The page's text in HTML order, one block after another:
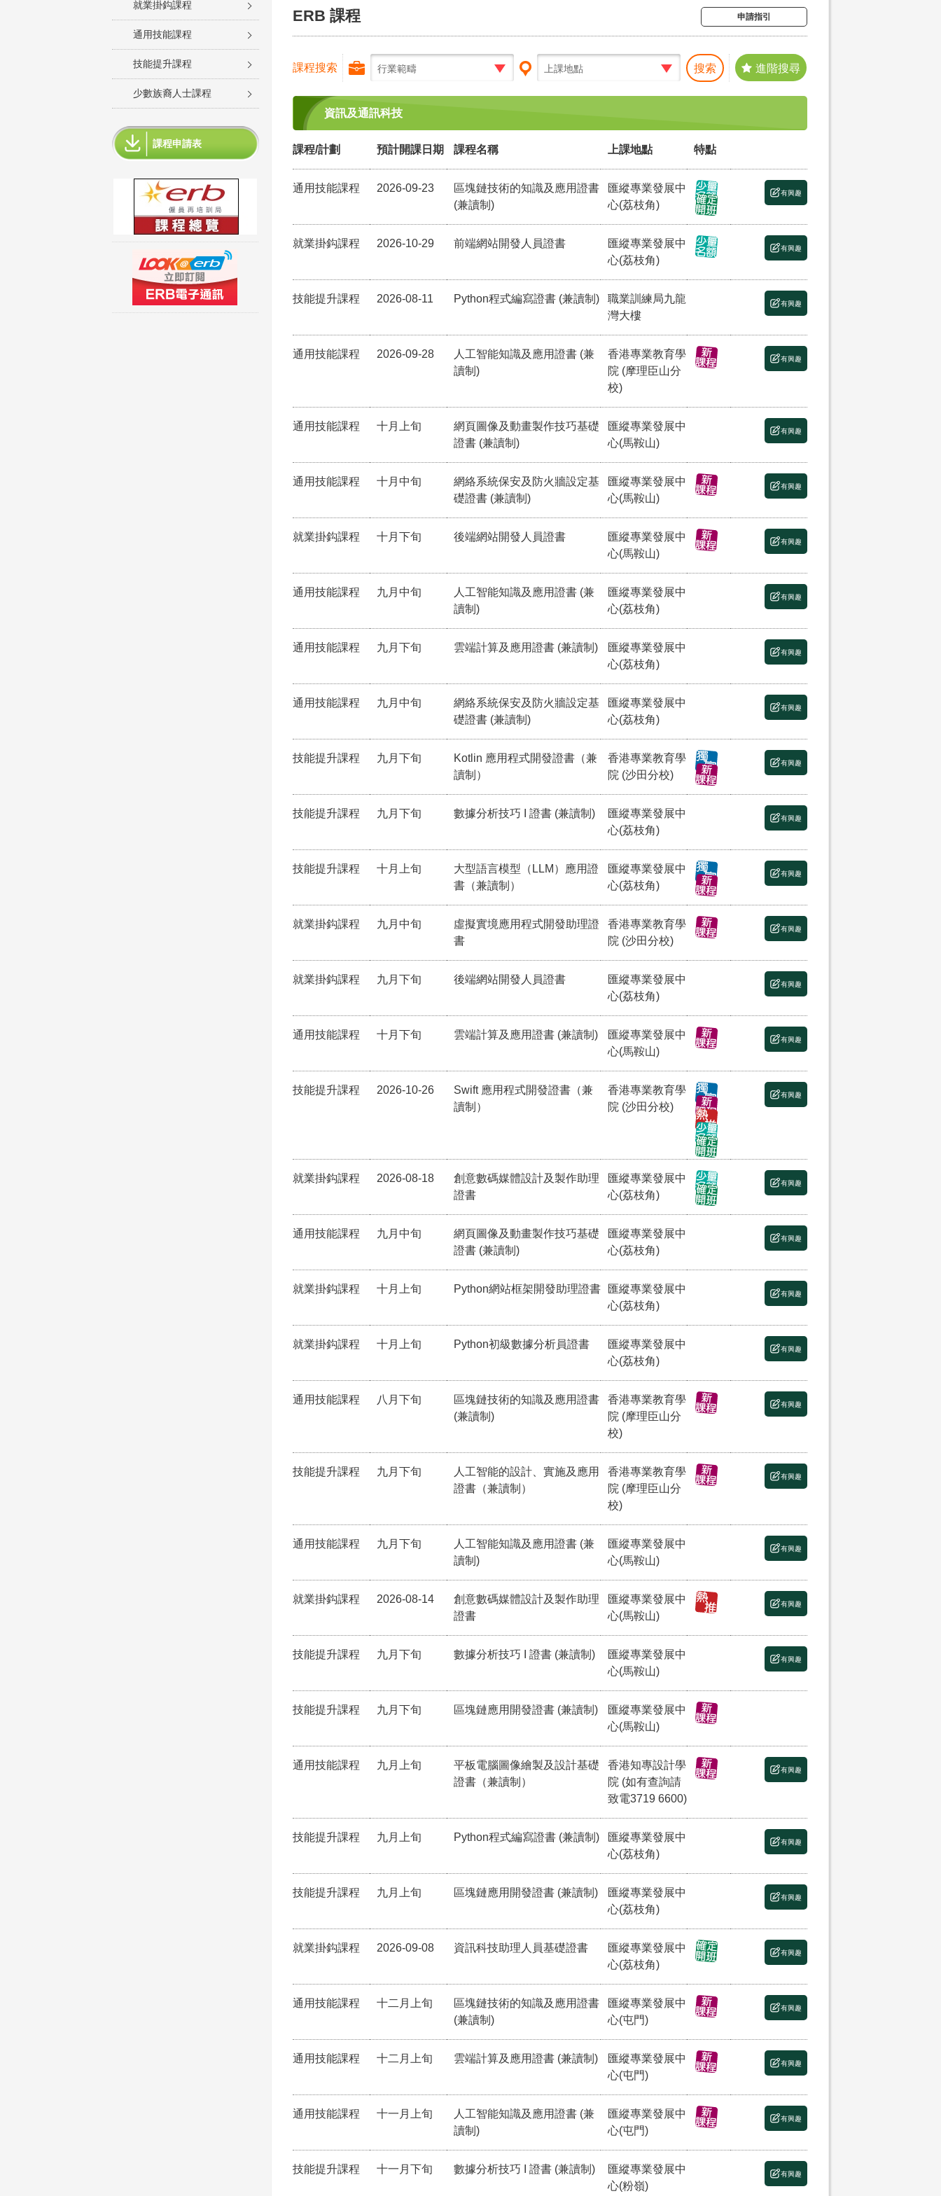
就業掛鈎課程
通用技能課程
技能提升課程
少數族裔人士課程
課程申請表
ERB 課程 申請指引
課程搜索 行業範疇 上課地點 搜索 進階搜尋
資訊及通訊科技
課程/計劃 預計開課日期 課程名稱 上課地點 特點
通用技能課程 2026-09-23
區塊鏈技術的知識及應用證書
(兼讀制)
匯縱專業發展中
心(荔枝角)
有興趣
就業掛鈎課程 2026-10-29 前端網站開發人員證書
匯縱專業發展中
心(荔枝角)
有興趣
技能提升課程 2026-08-11 Python程式編寫證書 (兼讀制)
職業訓練局九龍
灣大樓
有興趣
通用技能課程 2026-09-28
人工智能知識及應用證書 (兼
讀制)
香港專業教育學
院 (摩理臣山分
校)
有興趣
通用技能課程 十月上旬
網頁圖像及動畫製作技巧基礎
證書 (兼讀制)
匯縱專業發展中
心(馬鞍山)
有興趣
通用技能課程 十月中旬
網絡系統保安及防火牆設定基
礎證書 (兼讀制)
匯縱專業發展中
心(馬鞍山)
有興趣
就業掛鈎課程 十月下旬 後端網站開發人員證書
匯縱專業發展中
心(馬鞍山)
有興趣
通用技能課程 九月中旬
人工智能知識及應用證書 (兼
讀制)
匯縱專業發展中
心(荔枝角)
有興趣
通用技能課程 九月下旬 雲端計算及應用證書 (兼讀制)
匯縱專業發展中
心(荔枝角)
有興趣
通用技能課程 九月中旬
網絡系統保安及防火牆設定基
礎證書 (兼讀制)
匯縱專業發展中
心(荔枝角)
有興趣
技能提升課程 九月下旬
Kotlin 應用程式開發證書（兼
讀制）
香港專業教育學
院 (沙田分校)
有興趣
技能提升課程 九月下旬 數據分析技巧 I 證書 (兼讀制)
匯縱專業發展中
心(荔枝角)
有興趣
技能提升課程 十月上旬
大型語言模型（LLM）應用證
書（兼讀制）
匯縱專業發展中
心(荔枝角)
有興趣
就業掛鈎課程 九月中旬
虛擬實境應用程式開發助理證
書
香港專業教育學
院 (沙田分校)
有興趣
就業掛鈎課程 九月下旬 後端網站開發人員證書
匯縱專業發展中
心(荔枝角)
有興趣
通用技能課程 十月下旬 雲端計算及應用證書 (兼讀制)
匯縱專業發展中
心(馬鞍山)
有興趣
技能提升課程 2026-10-26
Swift 應用程式開發證書（兼
讀制）
香港專業教育學
院 (沙田分校)
有興趣
就業掛鈎課程 2026-08-18
創意數碼媒體設計及製作助理
證書
匯縱專業發展中
心(荔枝角)
有興趣
通用技能課程 九月中旬
網頁圖像及動畫製作技巧基礎
證書 (兼讀制)
匯縱專業發展中
心(荔枝角)
有興趣
就業掛鈎課程 十月上旬 Python網站框架開發助理證書
匯縱專業發展中
心(荔枝角)
有興趣
就業掛鈎課程 十月上旬 Python初級數據分析員證書
匯縱專業發展中
心(荔枝角)
有興趣
通用技能課程 八月下旬
區塊鏈技術的知識及應用證書
(兼讀制)
香港專業教育學
院 (摩理臣山分
校)
有興趣
技能提升課程 九月下旬
人工智能的設計、實施及應用
證書（兼讀制）
香港專業教育學
院 (摩理臣山分
校)
有興趣
通用技能課程 九月下旬
人工智能知識及應用證書 (兼
讀制)
匯縱專業發展中
心(馬鞍山)
有興趣
就業掛鈎課程 2026-08-14
創意數碼媒體設計及製作助理
證書
匯縱專業發展中
心(馬鞍山)
有興趣
技能提升課程 九月下旬 數據分析技巧 I 證書 (兼讀制)
匯縱專業發展中
心(馬鞍山)
有興趣
技能提升課程 九月下旬 區塊鏈應用開發證書 (兼讀制)
匯縱專業發展中
心(馬鞍山)
通用技能課程 九月上旬
平板電腦圖像繪製及設計基礎
證書（兼讀制）
香港知專設計學
院 (如有查詢請
致電3719 6600)
有興趣
技能提升課程 九月上旬 Python程式編寫證書 (兼讀制)
匯縱專業發展中
心(荔枝角)
有興趣
技能提升課程 九月上旬 區塊鏈應用開發證書 (兼讀制)
匯縱專業發展中
心(荔枝角)
有興趣
就業掛鈎課程 2026-09-08 資訊科技助理人員基礎證書
匯縱專業發展中
心(荔枝角)
有興趣
通用技能課程 十二月上旬
區塊鏈技術的知識及應用證書
(兼讀制)
匯縱專業發展中
心(屯門)
有興趣
通用技能課程 十二月上旬 雲端計算及應用證書 (兼讀制)
匯縱專業發展中
心(屯門)
有興趣
通用技能課程 十一月上旬
人工智能知識及應用證書 (兼
讀制)
匯縱專業發展中
心(屯門)
有興趣
技能提升課程 十一月下旬 數據分析技巧 I 證書 (兼讀制)
匯縱專業發展中
心(粉嶺)
有興趣